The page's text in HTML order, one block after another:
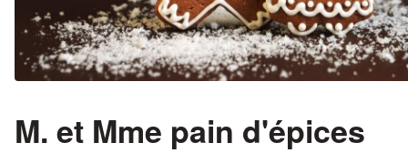
M. et Mme pain d'épices